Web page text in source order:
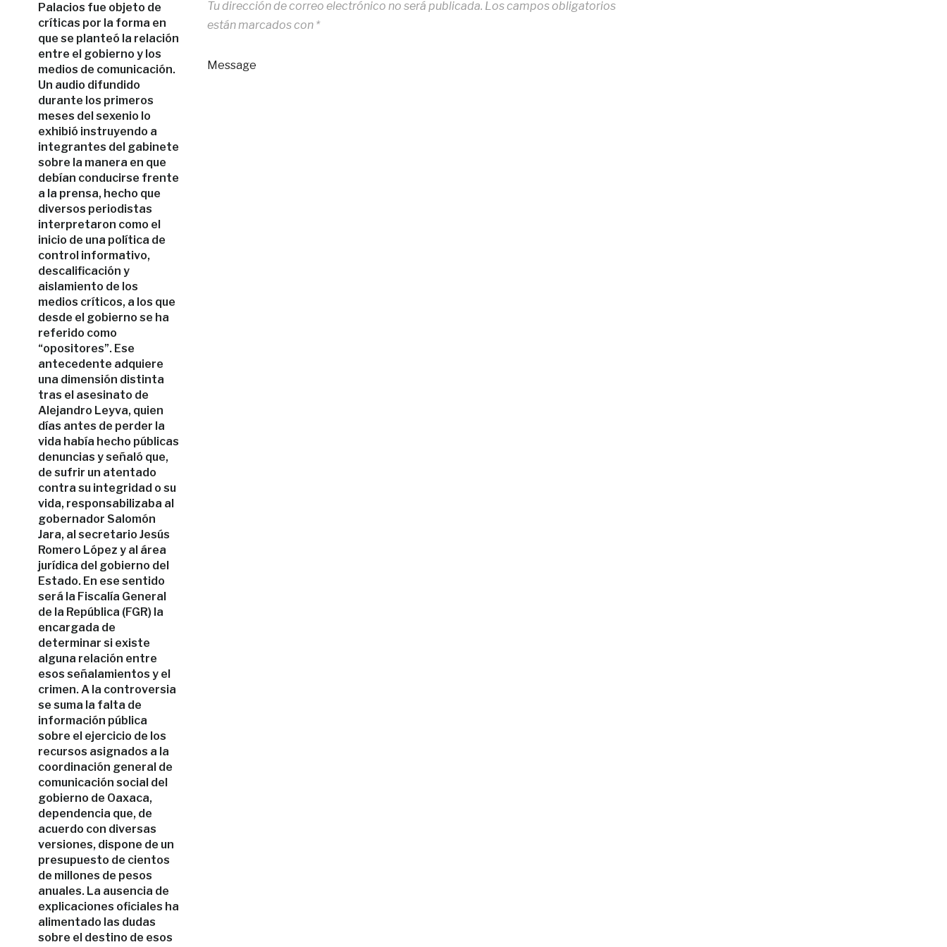
Palacios fue objeto de
críticas por la forma en
que se planteó la relación
entre el gobierno y los
medios de comunicación.
Un audio difundido
durante los primeros
meses del sexenio lo
exhibió instruyendo a
integrantes del gabinete
sobre la manera en que
debían conducirse frente
a la prensa, hecho que
diversos periodistas
interpretaron como el
inicio de una política de
control informativo,
descalificación y
aislamiento de los
medios críticos, a los que
desde el gobierno se ha
referido como
“opositores”. Ese
antecedente adquiere
una dimensión distinta
tras el asesinato de
Alejandro Leyva, quien
días antes de perder la
vida había hecho públicas
denuncias y señaló que,
de sufrir un atentado
contra su integridad o su
vida, responsabilizaba al
gobernador Salomón
Jara, al secretario Jesús
Romero López y al área
jurídica del gobierno del
Estado. En ese sentido
será la Fiscalía General
de la República (FGR) la
encargada de
determinar si existe
alguna relación entre
esos señalamientos y el
crimen. A la controversia
se suma la falta de
información pública
sobre el ejercicio de los
recursos asignados a la
coordinación general de
comunicación social del
gobierno de Oaxaca,
dependencia que, de
acuerdo con diversas
versiones, dispone de un
presupuesto de cientos
de millones de pesos
anuales. La ausencia de
explicaciones oficiales ha
alimentado las dudas
sobre el destino de esos
Tu dirección de correo electrónico no será publicada. Los campos obligatorios
están marcados con *
Message